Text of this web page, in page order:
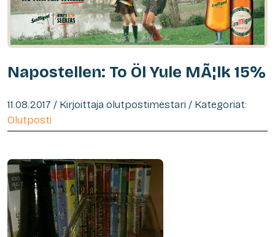
Napostellen: To Öl Yule MÃ¦lk 15%
11.08.2017 / Kirjoittaja olutpostimestari / Kategoriat:
Olutposti